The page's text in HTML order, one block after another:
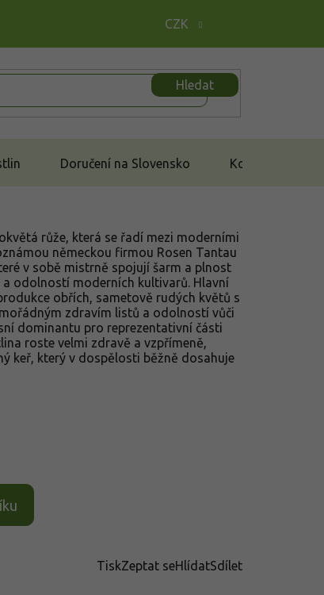
CZK
Hledat
Doručení na Slovensko Kontakt
růže, která se řadí mezi moderními
německou firmou Rosen Tantau
v sobě mistrně spojují šarm a plnost
odolností moderních kultivarů. Hlavní
obřích, sametově rudých květů s
zdravím listů a odolností vůči
dominantu pro reprezentativní části
roste velmi zdravě a vzpřímeně,
keř, který v dospělosti běžně dosahuje
TiskZeptat seHlídatSdílet